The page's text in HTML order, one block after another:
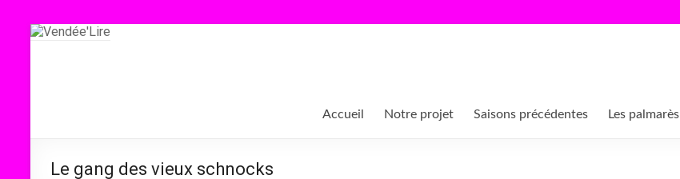
Aller
des
Accueil Notre projet Saisons précédentes Les palmarès
Le gang des vieux schnocks